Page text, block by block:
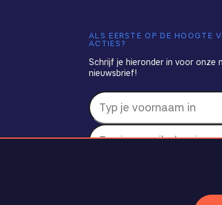
ALS EERSTE OP DE HOOGTE
ACTIES?
Schrijf je hieronder in voor onze
nieuwsbrief!